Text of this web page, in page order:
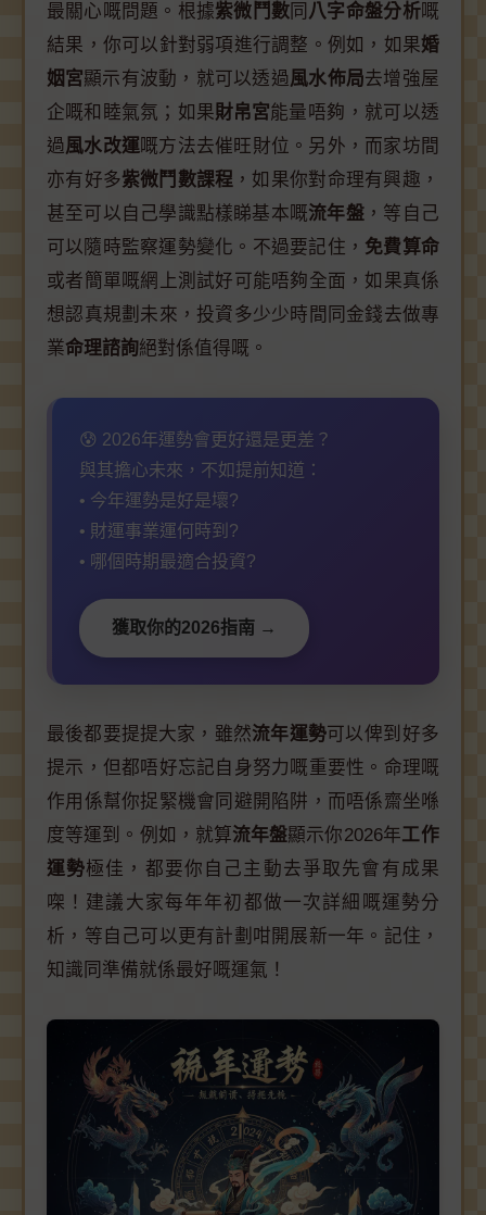
最關心嘅問題。根據紫微鬥數 同 八字命盤分析嘅
結果，你可以針對弱項進行調整。例如，如果婚
姻宮顯示有波動，就可以透過風水佈局去增強屋
企嘅和睦氣氛；如果財帛宮能量唔夠，就可以透
過風水改運嘅方法去催旺財位。另外，而家坊間
亦有好多紫微鬥數課程 ，如果你對命理有興趣，
甚至可以自己學識點樣睇基本嘅流年盤 ，等自己
可以隨時監察運勢變化。不過要記住， 免費算命
或者簡單嘅網上測試好可能唔夠全面，如果真係
想認真規劃未來，投資多少少時間同金錢去做專
業命理諮詢絕對係值得嘅。
😰 2026年運勢會更好還是更差？
與其擔心未來，不如提前知道：
• 今年運勢是好是壞?
• 財運事業運何時到?
• 哪個時期最適合投資?
獲取你的2026指南 →
最後都要提提大家，雖然流年運勢可以俾到好多
提示，但都唔好忘記自身努力嘅重要性。命理嘅
作用係幫你捉緊機會同避開陷阱，而唔係齋坐喺
度等運到。例如，就算流年盤顯示你2026年工作
運勢極佳，都要你自己主動去爭取先會有成果
㗎！建議大家每年年初都做一次詳細嘅運勢分
析，等自己可以更有計劃咁開展新一年。記住，
知識同準備就係最好嘅運氣！